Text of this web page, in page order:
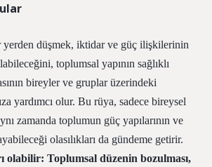
düşmek, iktidar ve güç ilişkilerinin
toplumsal yapının sağlıklı
bireyler ve gruplar üzerindeki
yardımcı olur. Bu rüya, sadece bireysel
zamanda toplumun güç yapılarının ve
olasılıkları da gündeme getirir.
olabilir: Toplumsal düzenin bozulması,